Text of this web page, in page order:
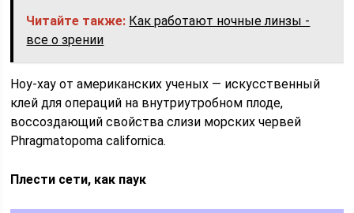
Читайте также: Как работают ночные линзы -
все о зрении
Ноу-хау от американских ученых — искусственный
клей для операций на внутриутробном плоде,
воссоздающий свойства слизи морских червей
Phragmatopoma californica.
Плести сети, как паук